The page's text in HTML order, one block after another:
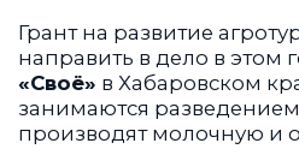
Грант на развитие
направить в дело в этом
«Своё» в Хабаровском
занимаются
производят молочную и